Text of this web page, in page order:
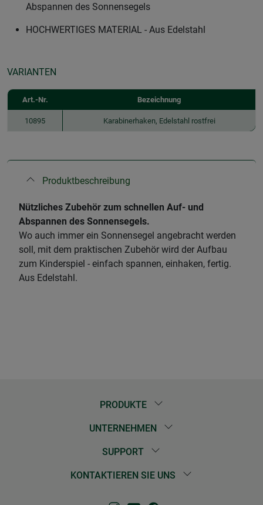
Abspannen des Sonnensegels
HOCHWERTIGES MATERIAL - Aus Edelstahl
VARIANTEN
Art.-Nr. Bezeichnung
10895 Karabinerhaken, Edelstahl rostfrei
Produktbeschreibung
Nützliches Zubehör zum schnellen Auf- und
Abspannen des Sonnensegels.
Wo auch immer ein Sonnensegel angebracht werden
soll, mit dem praktischen Zubehör wird der Aufbau
zum Kinderspiel - einfach spannen, einhaken, fertig.
Aus Edelstahl.
PRODUKTE
UNTERNEHMEN
SUPPORT
KONTAKTIEREN SIE UNS